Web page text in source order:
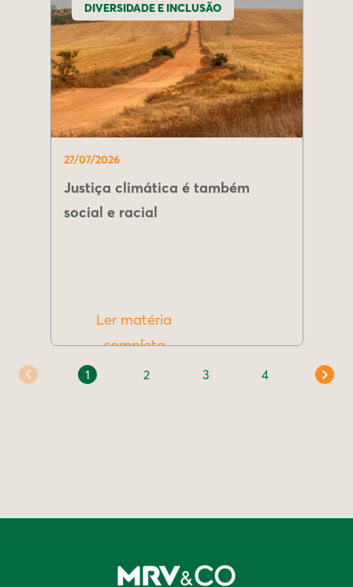
DIVERSIDADE E INCLUSÃO
27/07/2026
Justiça climática é também
social e racial
Ler matéria
completa
1 2 3 4